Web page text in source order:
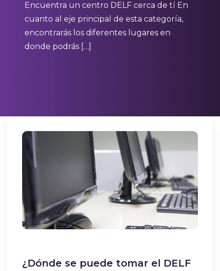
Encuentra un centro DELF cerca de tí En
cuanto al eje principal de esta categoría,
encontrarás los diferentes lugares en
donde podrás […]
¿Dónde se puede tomar el DELF